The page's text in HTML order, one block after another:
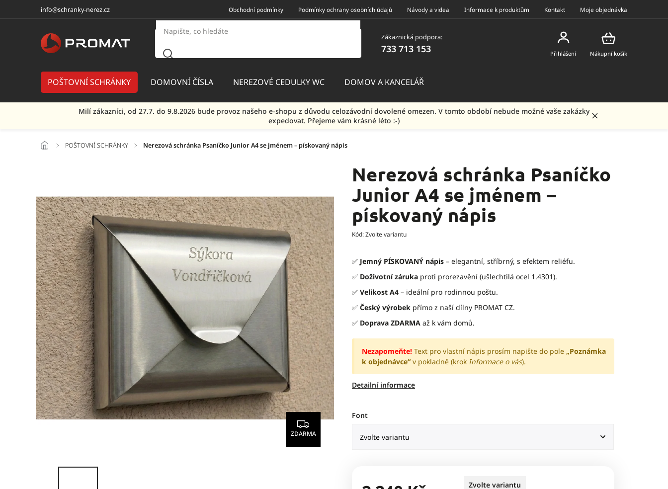
info@schranky-nerez.cz Obchodní podmínky Podmínky ochrany osobních údajů Návody a videa Informace k produktům Kontakt Moje objednávka
Zákaznická podpora:
733 713 153 Nákupní košík
Přihlášení
POŠTOVNÍ SCHRÁNKY DOMOVNÍ ČÍSLA NEREZOVÉ CEDULKY WC DOMOV A KANCELÁŘ
Milí zákazníci, od 27.7. do 9.8.2026 bude provoz našeho e-shopu z důvodu celozávodní dovolené omezen. V tomto období nebude možné vaše zakázky
expedovat. Přejeme vám krásné léto :-)
/ POŠTOVNÍ SCHRÁNKY / Nerezová schránka Psaníčko Junior A4 se jménem – pískovaný nápis
ZDARMA
Nerezová schránka Psaníčko
Junior A4 se jménem –
pískovaný nápis
Kód:Zvolte variantu
✅ Jemný PÍSKOVANÝ nápis– elegantní, stříbrný, s efektem reliéfu.
✅ Doživotní zárukaproti prorezavění (ušlechtilá ocel 1.4301).
✅ Velikost A4– ideální pro rodinnou poštu.
✅ Český výrobekpřímo z naší dílny PROMAT CZ.
✅ Doprava ZDARMAaž k vám domů.
Nezapomeňte!Text pro vlastní nápis prosím napište do pole „Poznámka
k objednávce“v pokladně (krok Informace o vás).
Detailní informace
Font
Zvolte variantu